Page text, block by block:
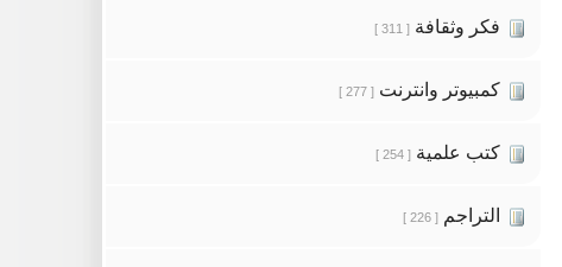
فكر وثقافة [ 311 ]
كمبيوتر وانترنت [ 277 ]
كتب علمية [ 254 ]
التراجم [ 226 ]